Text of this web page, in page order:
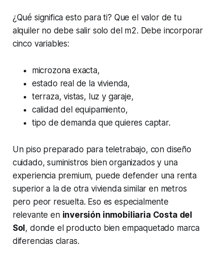
¿Qué significa esto para ti? Que el valor de tu
alquiler no debe salir solo del m2. Debe incorporar
cinco variables:
microzona exacta,
estado real de la vivienda,
terraza, vistas, luz y garaje,
calidad del equipamiento,
tipo de demanda que quieres captar.
Un piso preparado para teletrabajo, con diseño
cuidado, suministros bien organizados y una
experiencia premium, puede defender una renta
superior a la de otra vivienda similar en metros
pero peor resuelta. Eso es especialmente
relevante en inversión inmobiliaria Costa del
Sol , donde el producto bien empaquetado marca
diferencias claras.